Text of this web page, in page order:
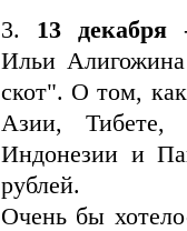
3. 13 декабря
Ильи
скот". О том,
Азии, Тибете,
Индонезии и
рублей.
Очень бы